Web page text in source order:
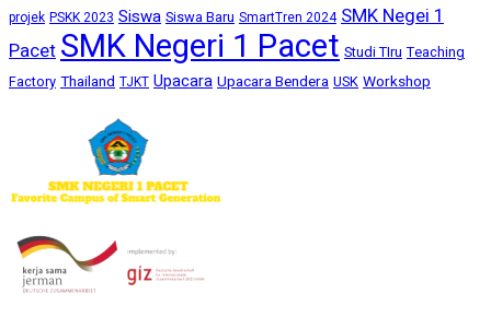
projek PSKK 2023 Siswa Siswa Baru SmartTren 2024 SMK Negei 1
PacetSMK Negeri 1 Pacet Studi TIru Teaching
Factory Thailand TJKT Upacara Upacara Bendera USK Workshop